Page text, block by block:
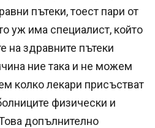
пътеки, тоест пари от
уж има специалист, който
на здравните пътеки
ние така и не можем
колко лекари присъстват
физически и
допълнително